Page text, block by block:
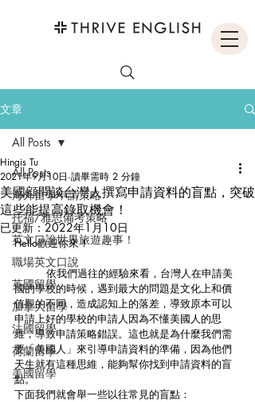
文章
All Posts
海外留學申請策略
托福/雅思備考策略
英文口說世界旅遊趣事！
職場英文口說
英國留學
加拿大留學
法國留學
荷蘭留學
美國留學
All Posts
美國顧問談台灣人撰寫申請資料的盲點，突破
這些能提高錄取機會！
Hingis Tu
2021年9月10日 讀畢需時 2 分鐘
已更新：2022年1月10日
Hello歡迎你來！
國的學校的時候，遇到最大的問題是文化上和價
值觀的不同，造成認知上的落差，導致原本可以
申請上好的學校的申請人因為不懂美國人的思
維，導致申請策略錯誤。這也就是為什麼我們需
要「美國人」來引導申請資料的準備，因為他們
天生就有這種思維，能夠幫你找到申請資料的盲
點。
下面我們就會舉一些以往常見的盲點：